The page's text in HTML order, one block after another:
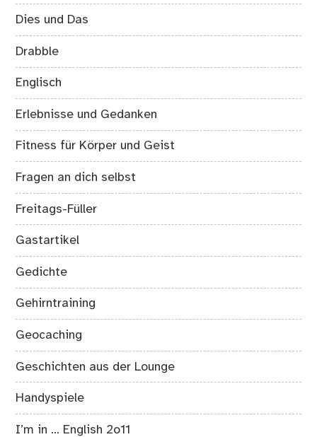
Dies und Das
Drabble
Englisch
Erlebnisse und Gedanken
Fitness für Körper und Geist
Fragen an dich selbst
Freitags-Füller
Gastartikel
Gedichte
Gehirntraining
Geocaching
Geschichten aus der Lounge
Handyspiele
I’m in … English 2o11